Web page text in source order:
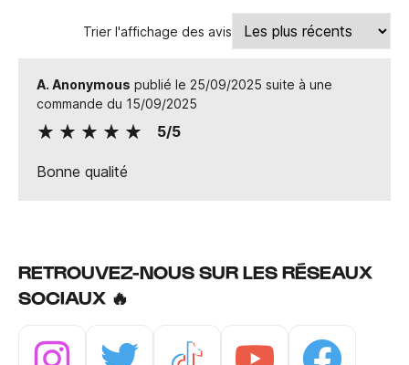
Trier l'affichage des avis
A. Anonymous publié le 25/09/2025 suite à une
commande du 15/09/2025
5/5
Bonne qualité
RETROUVEZ-NOUS SUR LES RÉSEAUX
SOCIAUX 🔥